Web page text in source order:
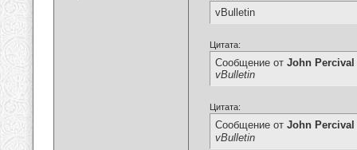
vBulletin
Цитата:
Сообщение от John Percival
vBulletin
Цитата:
Сообщение от John Percival
vBulletin